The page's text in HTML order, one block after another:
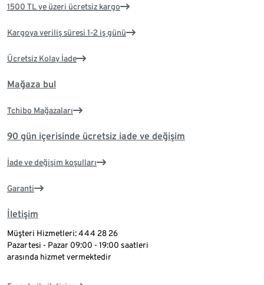
1500 TL ve üzeri ücretsiz kargo
Kargoya veriliş süresi 1-2 iş günü
Ücretsiz Kolay İade
Mağaza bul
Tchibo Mağazaları
90 gün içerisinde ücretsiz iade ve değişim
İade ve değişim koşulları
Garanti
İletişim
Müşteri Hizmetleri: 444 28 26
Pazartesi - Pazar 09:00 - 19:00 saatleri
arasında hizmet vermektedir